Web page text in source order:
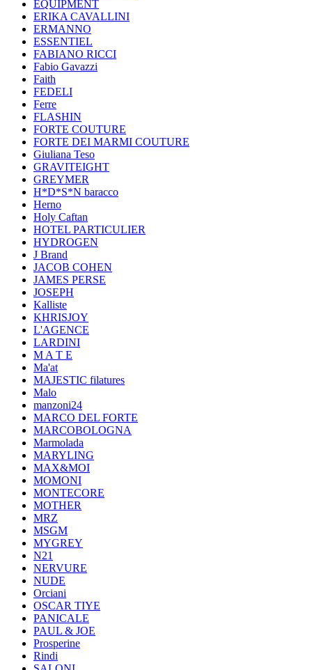
EQUIPMENT
ERIKA CAVALLINI
ERMANNO
ESSENTIEL
FABIANO RICCI
Fabio Gavazzi
Faith
FEDELI
Ferre
FLASHIN
FORTE COUTURE
FORTE DEI MARMI COUTURE
Giuliana Teso
GRAVITEIGHT
GREYMER
H*D*S*N baracco
Herno
Holy Caftan
HOTEL PARTICULIER
HYDROGEN
J Brand
JACOB COHEN
JAMES PERSE
JOSEPH
Kalliste
KHRISJOY
L'AGENCE
LARDINI
M A T E
Ma'at
MAJESTIC filatures
Malo
manzoni24
MARCO DEL FORTE
MARCOBOLOGNA
Marmolada
MARYLING
MAX&MOI
MOMONI
MONTECORE
MOTHER
MRZ
MSGM
MYGREY
N21
NERVURE
NUDE
Orciani
OSCAR TIYE
PANICALE
PAUL & JOE
Prosperine
Rindi